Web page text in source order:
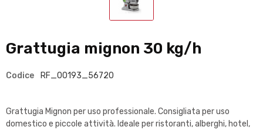
Grattugia mignon 30 kg/h
Codice RF_00193_56720
Grattugia Mignon per uso professionale. Consigliata per uso
domestico e piccole attività. Ideale per ristoranti, alberghi, hotel,